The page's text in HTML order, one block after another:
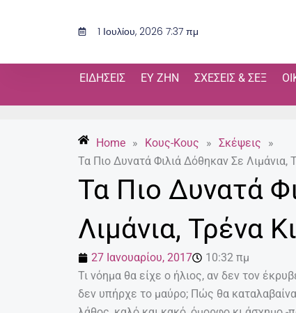
1 Ιουλίου, 2026 7:37 πμ
ΕΙΔΉΣΕΙΣ ΕΥ ΖΗΝ ΣΧΈΣΕΙΣ & ΣΕΞ
Home » Κους-Κους » Σκέψεις
»
Τα Πιο Δυνατά Φιλιά Δόθηκαν Σε Λιμάνια,
Τα Πιο Δυνατά
Λιμάνια, Τρένα
27 Ιανουαρίου, 2017
10:32 πμ
Τι νόημα θα είχε ο ήλιος, αν δεν τον
δεν υπήρχε το μαύρο; Πώς θα